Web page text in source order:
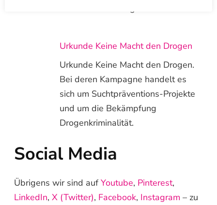
Urkunde Keine Macht den Drogen
Urkunde Keine Macht den Drogen.
Bei deren Kampagne handelt es
sich um Suchtpräventions-Projekte
und um die Bekämpfung
Drogenkriminalität.
Social Media
Übrigens wir sind auf Youtube, Pinterest,
LinkedIn, X (Twitter), Facebook, Instagram – zu